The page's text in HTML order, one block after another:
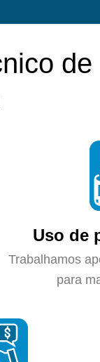
de
Uso de
Trabalhamos
para